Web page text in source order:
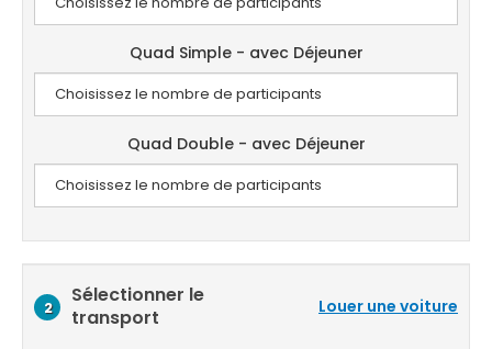
Quad Simple - avec Déjeuner
Quad Double - avec Déjeuner
2
Sélectionner le
transport
Louer une voiture